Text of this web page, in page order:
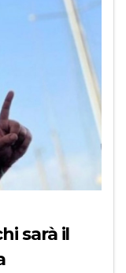
sarà il